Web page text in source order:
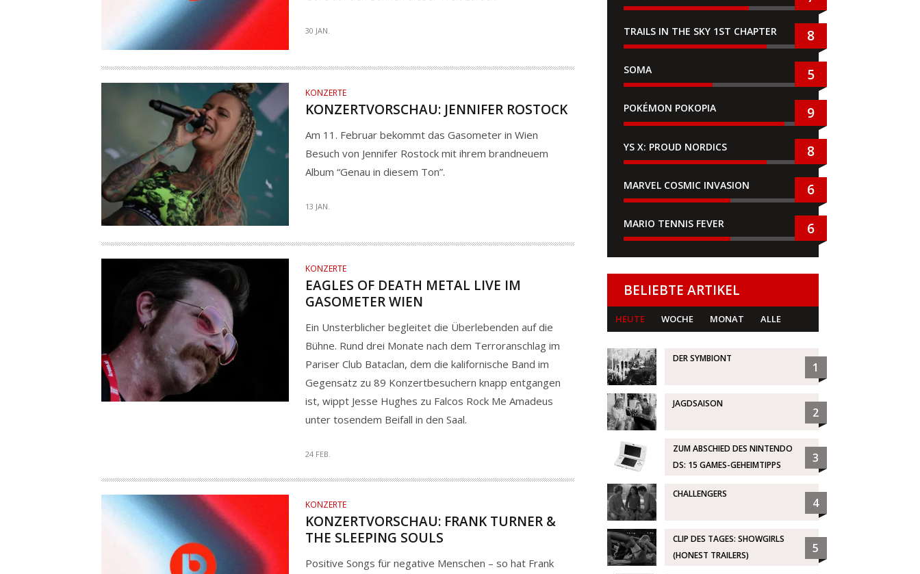
30 JAN.
KONZERTE
KONZERTVORSCHAU: JENNIFER ROSTOCK
Am 11. Februar bekommt das Gasometer in Wien
Besuch von Jennifer Rostock mit ihrem brandneuem
Album “Genau in diesem Ton”.
13 JAN.
KONZERTE
EAGLES OF DEATH METAL LIVE IM
GASOMETER WIEN
Ein Unsterblicher begleitet die Überlebenden auf die
Bühne. Rund drei Monate nach dem Terroranschlag im
Pariser Club Bataclan, dem die kalifornische Band im
Gegensatz zu 89 Konzertbesuchern knapp entgangen
ist, wippt Jesse Hughes zu Falcos Rock Me Amadeus
unter tosendem Beifall in den Saal.
24 FEB.
KONZERTE
KONZERTVORSCHAU: FRANK TURNER &
THE SLEEPING SOULS
Positive Songs für negative Menschen – so hat Frank
TRAILS IN THE SKY 1ST CHAPTER 8
SOMA 5
POKÉMON POKOPIA 9
YS X: PROUD NORDICS 8
MARVEL COSMIC INVASION 6
MARIO TENNIS FEVER 6
BELIEBTE ARTIKEL
HEUTE WOCHE MONAT ALLE
DER SYMBIONT
1
JAGDSAISON
2
ZUM ABSCHIED DES NINTENDO
DS: 15 GAMES-GEHEIMTIPPS
3
CHALLENGERS
4
CLIP DES TAGES: SHOWGIRLS
(HONEST TRAILERS)
5